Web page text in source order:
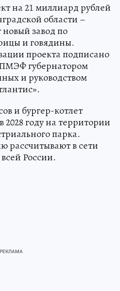
на 21 миллиард рублей
области –
завод по
и говядины.
проекта подписано
губернатором
и руководством
и бургер-котлет
2028 году на территории
парка.
рассчитывают в сети
России.